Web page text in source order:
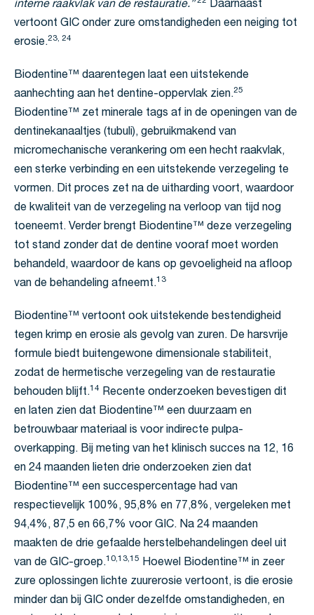
interne raakvlak van de restauratie.”
Daarnaast
vertoont GIC onder zure omstandigheden een neiging tot
erosie.23, 24
Biodentine™ daarentegen laat een uitstekende
aanhechting aan het dentine-oppervlak zien.25
Biodentine™ zet minerale tags af in de openingen van de
dentinekanaaltjes (tubuli), gebruikmakend van
micromechanische verankering om een hecht raakvlak,
een sterke verbinding en een uitstekende verzegeling te
vormen. Dit proces zet na de uitharding voort, waardoor
de kwaliteit van de verzegeling na verloop van tijd nog
toeneemt. Verder brengt Biodentine™ deze verzegeling
tot stand zonder dat de dentine vooraf moet worden
behandeld, waardoor de kans op gevoeligheid na afloop
van de behandeling afneemt.13
Biodentine™ vertoont ook uitstekende bestendigheid
tegen krimp en erosie als gevolg van zuren. De harsvrije
formule biedt buitengewone dimensionale stabiliteit,
zodat de hermetische verzegeling van de restauratie
behouden blijft.14 Recente onderzoeken bevestigen dit
en laten zien dat Biodentine™ een duurzaam en
betrouwbaar materiaal is voor indirecte pulpa-
overkapping. Bij meting van het klinisch succes na 12, 16
en 24 maanden lieten drie onderzoeken zien dat
Biodentine™ een succespercentage had van
respectievelijk 100%, 95,8% en 77,8%, vergeleken met
94,4%, 87,5 en 66,7% voor GIC. Na 24 maanden
maakten de drie gefaalde herstelbehandelingen deel uit
van de GIC-groep.10,13,15 Hoewel Biodentine™ in zeer
zure oplossingen lichte zuurerosie vertoont, is die erosie
minder dan bij GIC onder dezelfde omstandigheden, en